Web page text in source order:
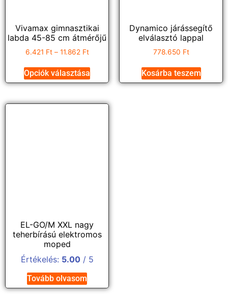
Vivamax gimnasztikai
labda 45-85 cm átmérőjű
6.421 Ft – 11.862 Ft
Opciók választása
Dynamico járássegítő
elválasztó lappal
778.650 Ft
Kosárba teszem
EL-GO/M XXL nagy
teherbírású elektromos
moped
Értékelés: 5.00/ 5
Tovább olvasom